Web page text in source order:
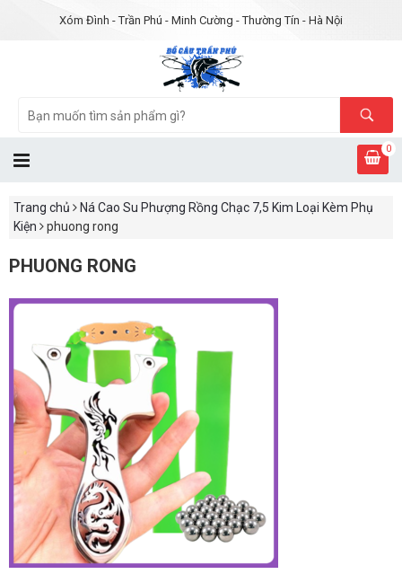
Xóm Đình - Trần Phú - Minh Cường - Thường Tín - Hà Nội
0
Trang chủ
Ná Cao Su Phượng Rồng Chạc 7,5 Kim Loại Kèm Phụ
Kiện
phuong rong
PHUONG RONG